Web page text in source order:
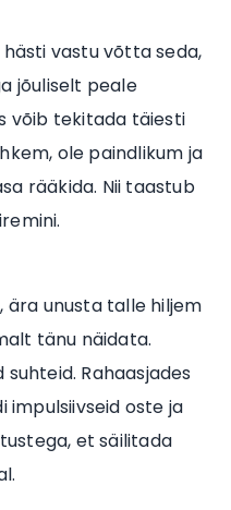
vastu võtta seda,
jõuliselt peale
võib tekitada täiesti
ole paindlikum ja
rääkida. Nii taastub
ära unusta talle hiljem
tänu näidata.
Rahaasjades
impulsiivseid oste ja
et säilitada